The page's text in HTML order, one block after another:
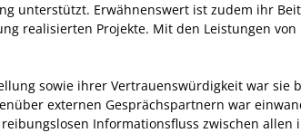
unterstützt. Erwähnenswert ist zudem ihr
realisierten Projekte. Mit den Leistungen von
sowie ihrer Vertrauenswürdigkeit war sie
externen Gesprächspartnern war
Informationsfluss zwischen